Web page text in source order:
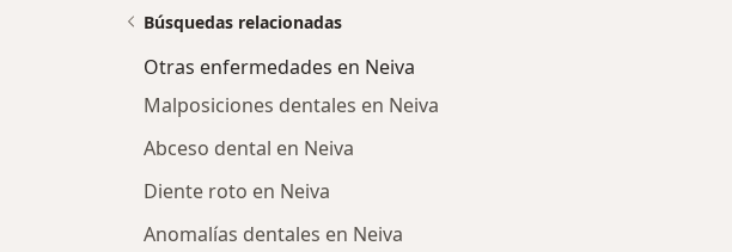
Búsquedas relacionadas
Otras enfermedades en Neiva
Malposiciones dentales en Neiva
Abceso dental en Neiva
Diente roto en Neiva
Anomalías dentales en Neiva